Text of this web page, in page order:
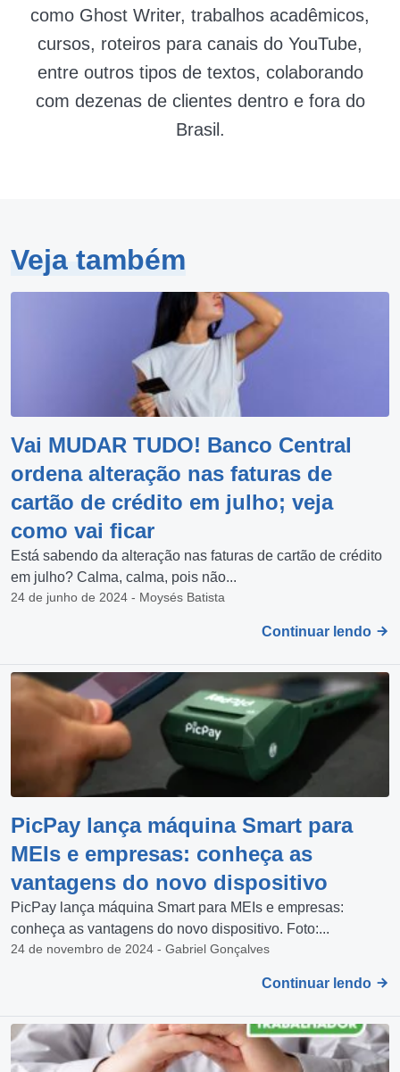
como Ghost Writer, trabalhos acadêmicos,
cursos, roteiros para canais do YouTube,
entre outros tipos de textos, colaborando
com dezenas de clientes dentro e fora do
Brasil.
Veja também
Vai MUDAR TUDO! Banco Central
ordena alteração nas faturas de
cartão de crédito em julho; veja
como vai ficar
Está sabendo da alteração nas faturas de cartão de crédito
em julho? Calma, calma, pois não...
24 de junho de 2024 - Moysés Batista
Continuar lendo
PicPay lança máquina Smart para
MEIs e empresas: conheça as
vantagens do novo dispositivo
PicPay lança máquina Smart para MEIs e empresas:
conheça as vantagens do novo dispositivo. Foto:...
24 de novembro de 2024 - Gabriel Gonçalves
Continuar lendo